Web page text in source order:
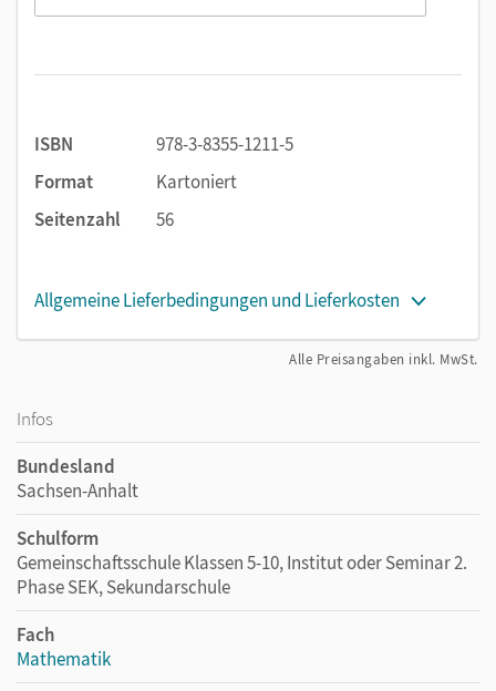
ISBN
978-3-8355-1211-5
Format
Kartoniert
Seitenzahl
56
Allgemeine Lieferbedingungen und Lieferkosten
Alle Preisangaben inkl. MwSt.
Infos
Bundesland
Sachsen-Anhalt
Schulform
Gemeinschaftsschule Klassen 5-10, Institut oder Seminar 2.
Phase SEK, Sekundarschule
Fach
Mathematik